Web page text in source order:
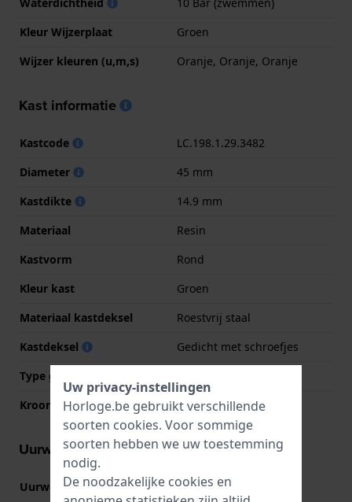
Waterdichtheid
10 Bar (zwemmen)
Kleur Wijzerplaat
Groen
Wijzer kleuren (u,m,s)
Oranje, Oranje, Oranje
Kast informatie
Kastcode
LC.198.1.29.3482
Diameter
45 mm
Kastdikte
14.9 mm
Materiaal
Resin
Kastvorm
Rond
Kleur kast
Groen
Materiaal kastdeksel
Roestvrij staal
Kastdeksel
Gedicht met schroefjes
Type glas
Kroon
Trek kroon
Uurwerk informatie
Uurwerk nr. Y121(Bekijk specificaties
Uw privacy-instellingen
Horloge.be gebruikt verschillende
soorten cookies. Voor sommige
soorten hebben we uw toestemming
nodig.
De noodzakelijke cookies en